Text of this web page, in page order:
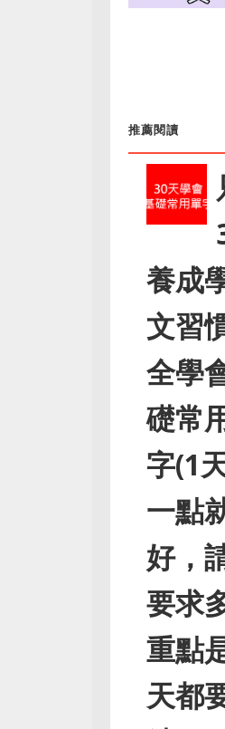
推薦閱讀
養成
文習
全學
礎常
字(1
一點
好，
要求
重點
天都